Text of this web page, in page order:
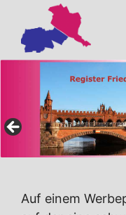
Inhalt
springen
Auf einem